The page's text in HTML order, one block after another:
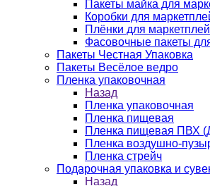
Пакеты майка для
Коробки для
Плёнки для
Фасовочные пакеты
Пакеты Честная Упаковка
Пакеты Весёлое ведро
Пленка упаковочная
Назад
Пленка упаковочная
Пленка пищевая
Пленка пищевая ПВХ
Пленка воздушно-
Пленка стрейч
Подарочная упаковка и
Назад